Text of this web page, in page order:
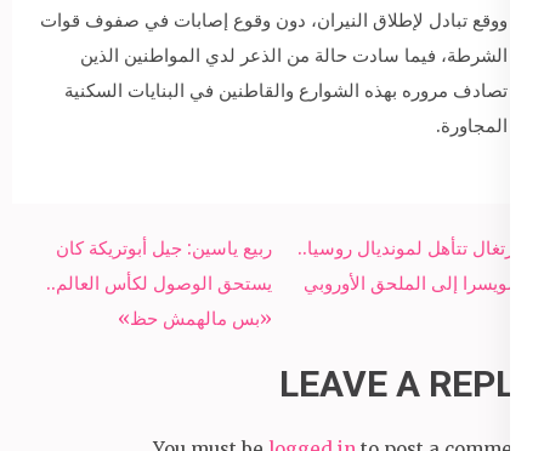
ووقع تبادل لإطلاق النيران، دون وقوع إصابات في صفوف قوات
الشرطة، فيما سادت حالة من الذعر لدي المواطنين الذين
تصادف مروره بهذه الشوارع والقاطنين في البنايات السكنية
المجاورة.
Post
navigation
ربيع ياسين: جيل أبوتريكة كان
يستحق الوصول لكأس العالم..
«بس مالهمش حظ»
البرتغال تتأهل لمونديال روسيا..
وسويسرا إلى الملحق الأوروبي
LEAVE A REPLY